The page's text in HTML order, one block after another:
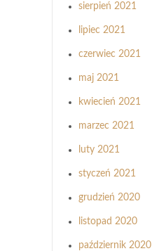
sierpień 2021
lipiec 2021
czerwiec 2021
maj 2021
kwiecień 2021
marzec 2021
luty 2021
styczeń 2021
grudzień 2020
listopad 2020
październik 2020